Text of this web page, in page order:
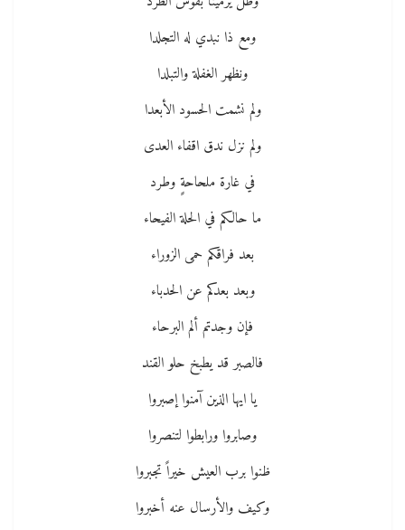
ومع ذا نبدي له التجلدا
ونظهر الغفلة والتبلدا
ولم نشمت الحسود الأبعدا
ولم نزل ندق اقفاء العدى
في غارة ملحاحةٍ وطرد
ما حالكم في الحلة الفيحاء
بعد فراقكم حمى الزوراء
وبعد بعدكم عن الحدباء
فإن وجدتم ألم البرحاء
فالصبر قد يطبخ حلو القند
يا ايها الذين آمنوا إصبروا
وصابروا ورابطوا لتنصروا
ظنوا برب العيش خيراً تجبروا
وكيف والأرسال عنه أخبروا